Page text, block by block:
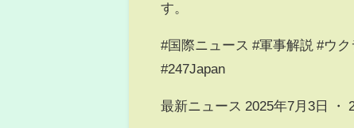
す。
#国際ニュース #軍事解説 #ウ
#247Japan
最新ニュース 2025年7月3日 ・